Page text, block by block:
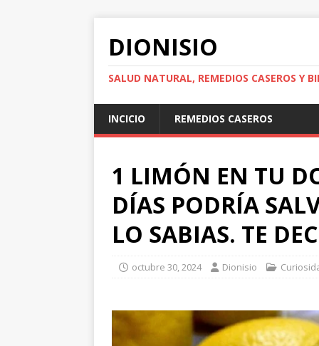
DIONISIO
SALUD NATURAL, REMEDIOS CASEROS Y
INCICIO REMEDIOS CASEROS
1 LIMÓN EN TU
DÍAS PODRÍA
LO SABIAS. TE
octubre 30, 2024 Dionisio